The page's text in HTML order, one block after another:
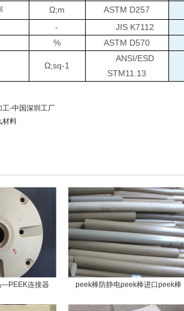
Ω;m ASTM D257
- JIS K7112
% ASTM D570
Ω;sq-1
ANSI/ESD
STM11.13
工-中国深圳工厂
材料
—PEEK连接器 peek棒防静电peek棒进口peek棒